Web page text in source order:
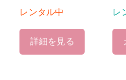
レンタル中
詳細を見る
レ